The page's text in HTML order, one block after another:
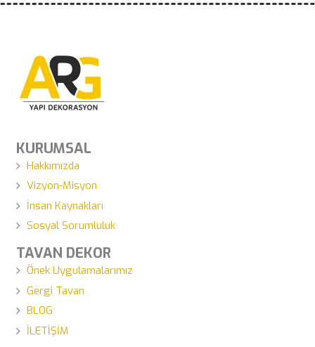
KURUMSAL
Hakkımızda
Vizyon-Misyon
İnsan Kaynakları
Sosyal Sorumluluk
TAVAN DEKOR
Önek Uygulamalarımız
Gergi Tavan
BLOG
İLETİŞİM